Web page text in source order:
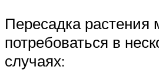
Пересадка растения
потребоваться в
случаях: